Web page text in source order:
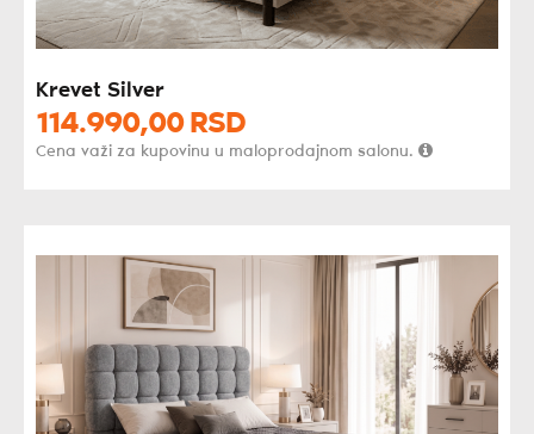
Krevet Silver
114.990,00 RSD
Cena važi za kupovinu u maloprodajnom salonu.